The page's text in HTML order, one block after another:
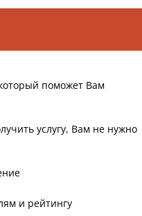
поможет Вам
услугу, Вам не нужно
и рейтингу